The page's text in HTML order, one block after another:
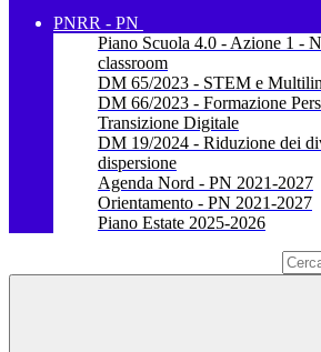
PNRR - PN
Piano Scuola 4.0 - Azione 1 -
classroom
DM 65/2023 - STEM e
DM 66/2023 - Formazione
Transizione Digitale
DM 19/2024 - Riduzione dei
dispersione
Agenda Nord - PN 2021-2027
Orientamento - PN 2021-2027
Piano Estate 2025-2026